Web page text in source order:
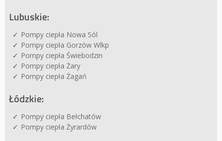
Lubuskie:
Pompy ciepła Nowa Sól
Pompy ciepła Gorzów Wlkp
Pompy ciepła Świebodzin
Pompy ciepła Żary
Pompy ciepła Żagań
Łódzkie:
Pompy ciepła Bełchatów
Pompy ciepła Żyrardów